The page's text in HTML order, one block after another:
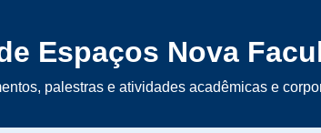
Espaços Nova
palestras e atividades acadêmicas e